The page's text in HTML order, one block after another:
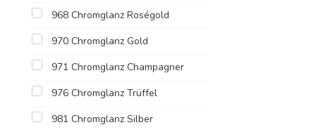
968 Chromglanz Roségold
970 Chromglanz Gold
971 Chromglanz Champagner
976 Chromglanz Trüffel
981 Chromglanz Silber